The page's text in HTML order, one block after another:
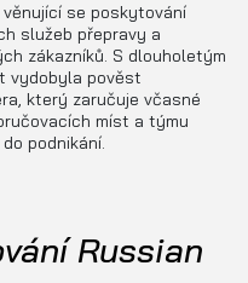
se poskytování
služeb přepravy a
zákazníků. S dlouholetým
vydobyla pověst
který zaručuje včasné
míst a týmu
podnikání.
Russian